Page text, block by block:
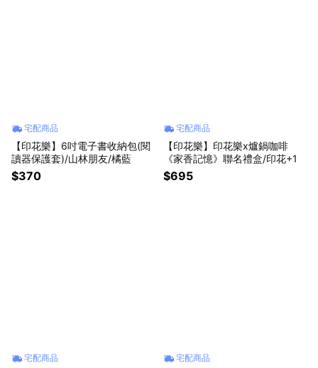
宅配商品
【印花樂】6吋電子書收納包(閱
讀器保護套)/山林朋友/橘藍
$370
宅配商品
【印花樂】印花樂x爐鍋咖啡
《家香記憶》聯名禮盒/印花+1
$695
宅配商品 宅配商品